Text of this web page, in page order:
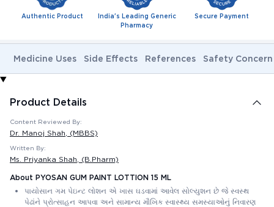
Authentic Product
India's Leading Generic
Pharmacy
Secure Payment
Medicine Uses Side Effects References Safety Concern
Product Details
Content Reviewed By:
Dr. Manoj Shah , (MBBS)
Written By:
Ms. Priyanka Shah , (B.Pharm)
About PYOSAN GUM PAINT LOTTION 15 ML
પાયોસાન ગમ પેઇન્ટ લોશન એ ખાસ ઘડવામાં આવેલ સોલ્યુશન છે જે સ્વસ્થ
પેઢાંને પ્રોત્સાહન આપવા અને સામાન્ય મૌખિક સ્વાસ્થ્ય સમસ્યાઓનું નિવારણ